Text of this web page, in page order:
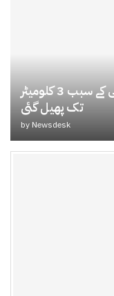
مارگلہ پہاڑیوں پر لگی آگ تیز آندھی کے سبب 3 کلومیٹر
تک پھیل گئی
byNewsdesk